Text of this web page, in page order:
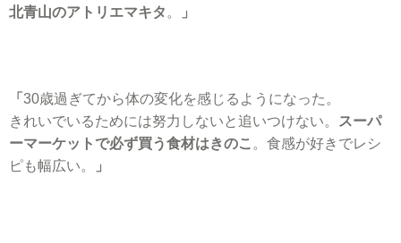
北青山のアトリエマキタ 。 」
「 30歳過ぎてから体の変化を感じるようになった。
きれいでいるためには努力しないと追いつけない。
スーパ
ーマーケットで必ず買う食材はきのこ 。食感が好きでレシ
ピも幅広い。
」